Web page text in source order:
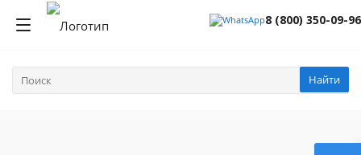
8 (800) 350-09-96
Найти